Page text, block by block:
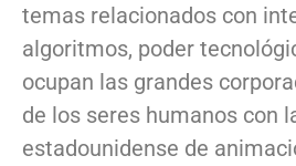
temas relacionados con
algoritmos, poder
ocupan las grandes
de los seres humanos con
estadounidense de